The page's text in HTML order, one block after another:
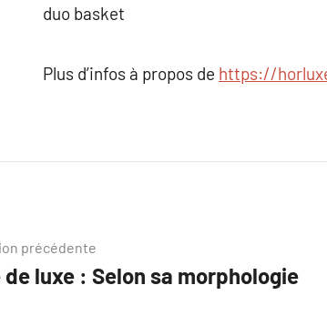
duo basket
Plus d’infos à propos de https://
précédente
de luxe : Selon sa morphologie